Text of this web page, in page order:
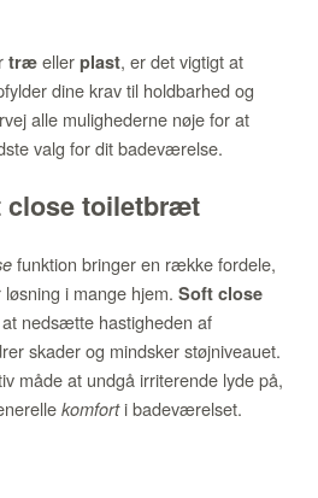
træ eller plast, er det vigtigt at
dine krav til holdbarhed og
alle mulighederne nøje for at
valg for dit badeværelse.
close toiletbræt
funktion bringer en række fordele,
i mange hjem. Soft close
nedsætte hastigheden af
skader og mindsker støjniveauet.
måde at undgå irriterende lyde på,
komforti badeværelset.